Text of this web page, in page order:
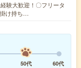
験大歓迎！〇フリータ
け持ち…
50代 60代